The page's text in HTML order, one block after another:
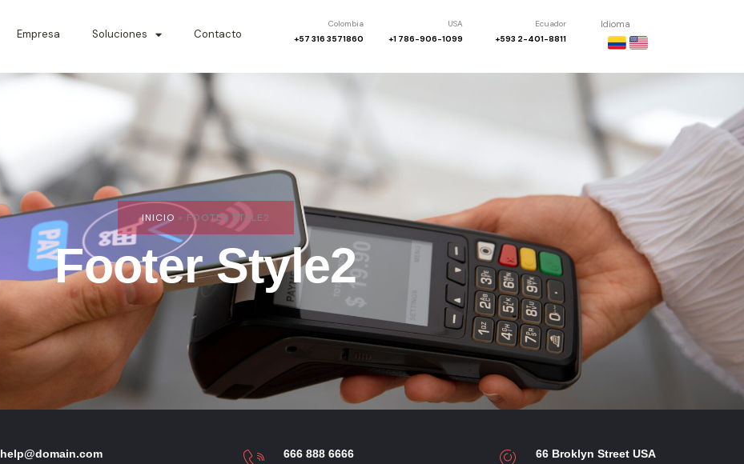
Empresa Soluciones Contacto
Colombia
+57 316 3571860
USA
+1 786-906-1099
Ecuador
+593 2-401-8811
Idioma
INICIO » FOOTER STYLE2
Footer Style2
help@domain.com 666 888 6666 66 Broklyn Street USA